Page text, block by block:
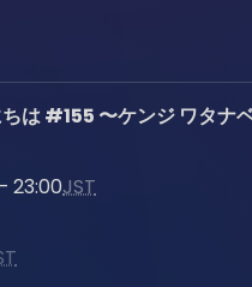
は #155 〜ケンジ ワタナ
23:00JST